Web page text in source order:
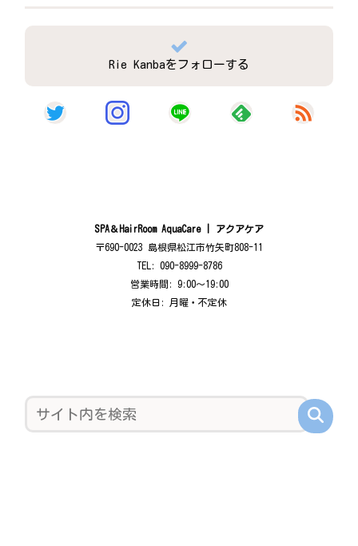
Rie Kanbaをフォローする
SPA＆HairRoom AquaCare | アクアケア
〒690-0023 島根県松江市竹矢町808-11
TEL: 090-8999-8786
営業時間: 9:00〜19:00
定休日: 月曜・不定休